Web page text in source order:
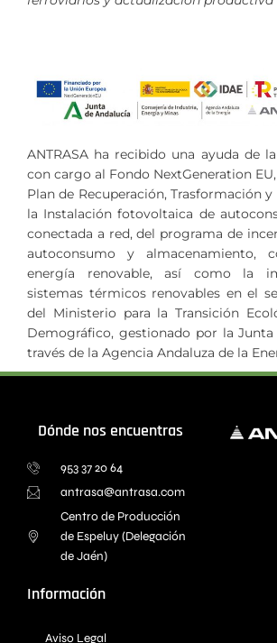
ANTRASA ha recibido una ayuda de
con cargo al Fondo NextGeneration
Plan de Recuperación, Trasformación y
la Instalación fotovoltaica de
conectada a red, del programa de
autoconsumo y almacenamiento,
energía renovable, así como la
sistemas térmicos renovables en el
del Ministerio para la Transición
Demográfico, gestionado por la Junta
través de la Agencia Andaluza de la
Dónde nos encuentras
953 37 20 64
antrasa@antrasa.com
Centro de Producción
de Espeluy (Delegación
de Jaén)
Información
Aviso Legal